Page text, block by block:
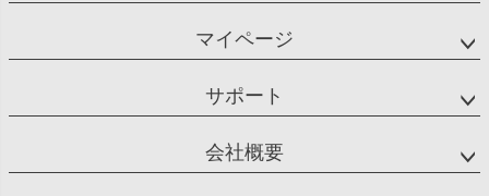
マイページ
サポート
会社概要